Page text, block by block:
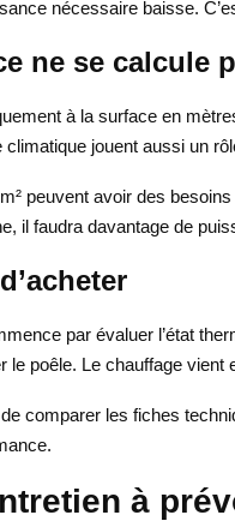
nécessaire baisse.
ne se calcule
à la surface en
jouent aussi un
peuvent avoir des
il faudra davantage de
par évaluer l’état
poêle. Le chauffage
comparer les fiches
à